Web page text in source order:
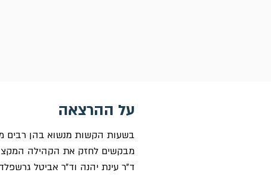
על ההרצאה
בשעות הקשות מנשוא בהן רבים
מבקשים לחזק את הקהילה
ד"ר עינת יהנה וד"ר אביטל